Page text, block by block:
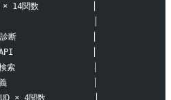
× 14関数           │
　　　　　         │
断　　　　　       │
　　　　　　      │
　　　　　　  　  │
　　　　　　   　 │
× 4関数          │